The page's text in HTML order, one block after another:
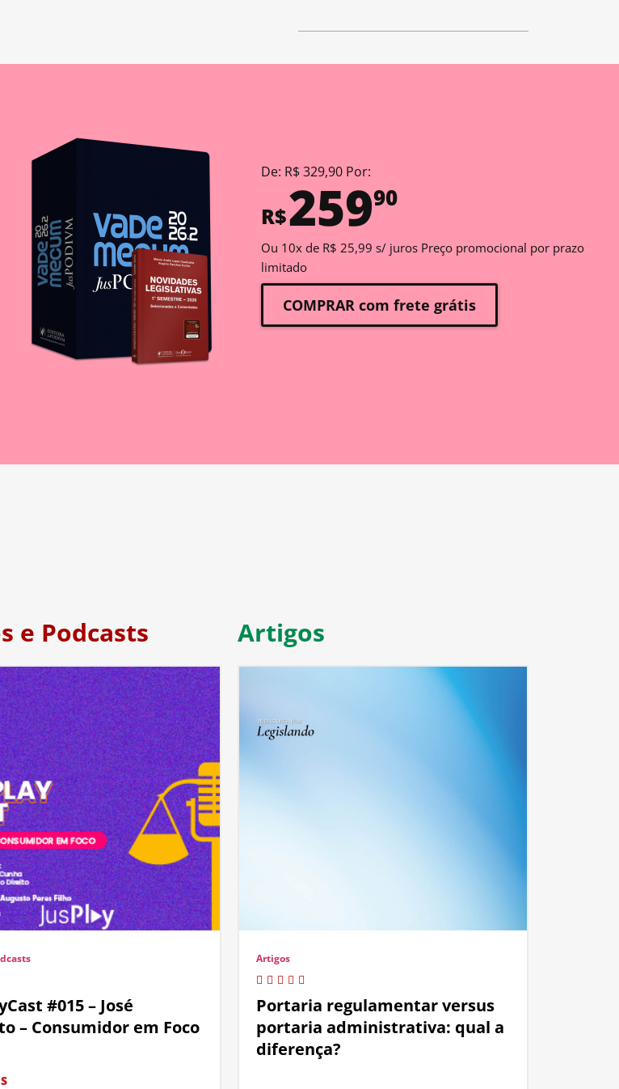
De: R$ 329,90 Por:
R$25990
Ou 10x de R$ 25,99 s/ juros Preço promocional por prazo
limitado
COMPRAR com frete grátis
e Podcasts
#015 – José
– Consumidor em Foco
Artigos
Artigos
Portaria regulamentar versus
portaria administrativa: qual a
diferença?